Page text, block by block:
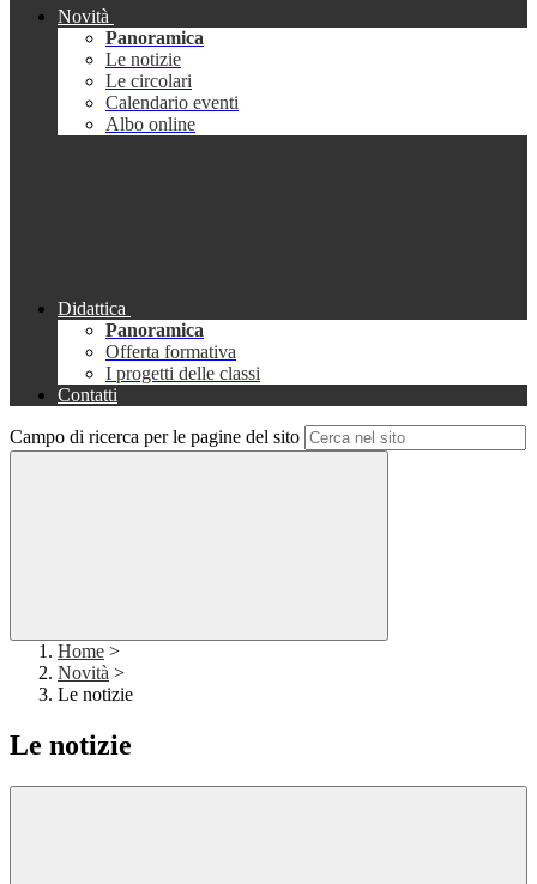
Novità
Panoramica
Le notizie
Le circolari
Calendario eventi
Albo online
Didattica
Panoramica
Offerta formativa
I progetti delle classi
Contatti
Campo di ricerca per le pagine del sito
Home >
Novità >
Le notizie
Le notizie